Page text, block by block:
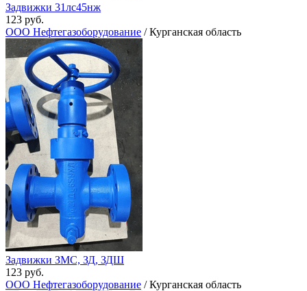
Задвижки 31лс45нж
123 руб.
ООО Нефтегазоборудование / Курганская область
Задвижки ЗМС, ЗД, ЗДШ
123 руб.
ООО Нефтегазоборудование / Курганская область